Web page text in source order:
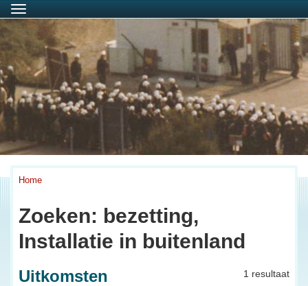
Menu
Home
Zoeken: bezetting,
Installatie in buitenland
1 resultaat
Uitkomsten